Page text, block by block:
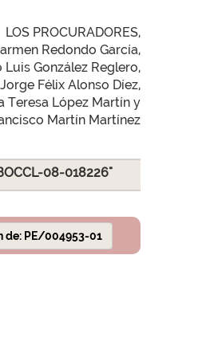
LOS PROCURADORES,
Redondo García,
Luis González Reglero,
Jorge Félix Alonso Díez,
Teresa López Martín y
Martín Martínez
08-018226"
de: PE/004953-01